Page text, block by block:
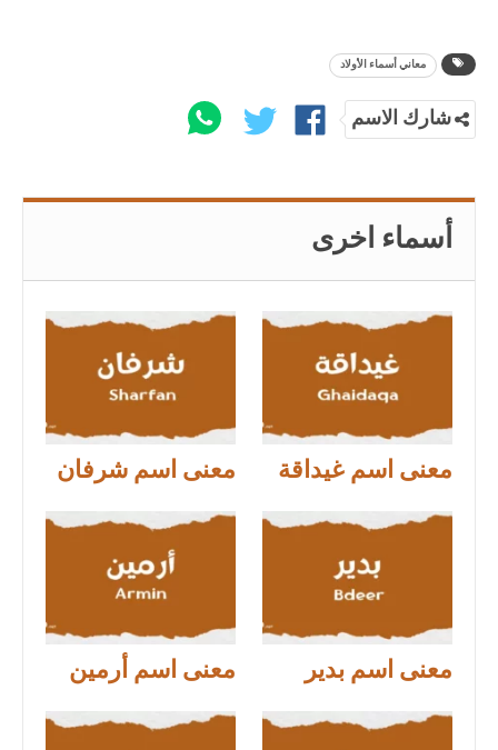
معاني أسماء الأولاد
شارك الاسم
أسماء اخرى
معنى اسم غيداقة معنى اسم شرفان
معنى اسم بدير معنى اسم أرمين